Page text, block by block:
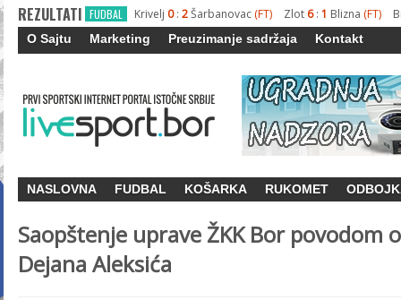
REZULTATI FUDBAL Krivelj 0: 2Šarbanovac (FT) Zlot 6: 1 Blizna (FT)
O Sajtu Marketing Preuzimanje sadržaja Kontakt
NASLOVNA FUDBAL KOŠARKA RUKOMET
Saopštenje uprave ŽKK Bor povodom
Dejana Aleksića